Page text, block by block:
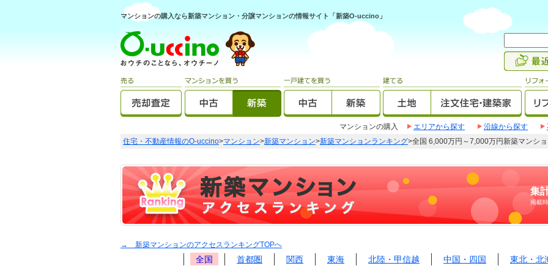
マンションの購入なら新築マンション・分譲マンションの情報サイト「新築O-uccino」
マンションの購入 エリアから探す 沿線から探す
住宅・不動産情報のO-uccino>マンション>新築マンション>新築マンションランキング>全国 6,000万円～7,000万円新築マンシ
集
掲載
→ 新築マンションのアクセスランキングTOPへ
全国 首都圏 関西 東海 北陸・甲信越 中国・四国 東北・北